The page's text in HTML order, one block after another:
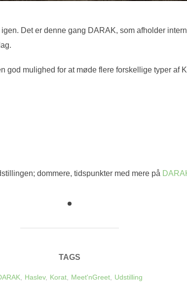
Det er denne gang DARAK, som afholder
god mulighed for at møde flere forskellige typer af
dommere, tidspunkter med mere på
TAGS
, Haslev, Korat, Meet'nGreet, Udstilling